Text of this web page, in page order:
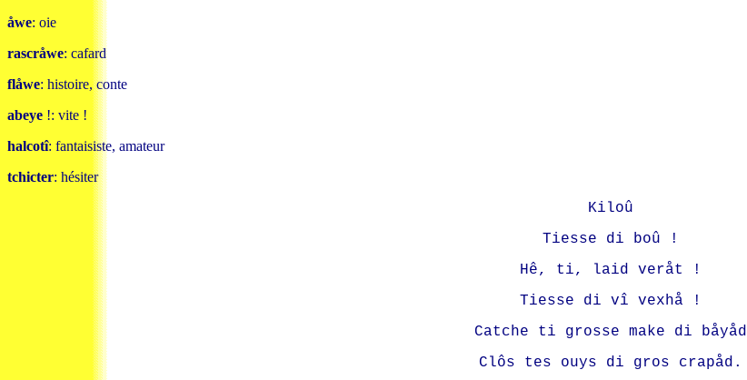
åwe: oie
rascråwe: cafard
flåwe: histoire, conte
abeye !: vite !
halcotî: fantaisiste, amateur
tchicter: hésiter
Kiloû
Tiesse di boû !
Hê, ti, laid veråt !
Tiesse di vî vexhå !
Catche ti grosse make di båyåd
Clôs tes ouys di gros crapåd.